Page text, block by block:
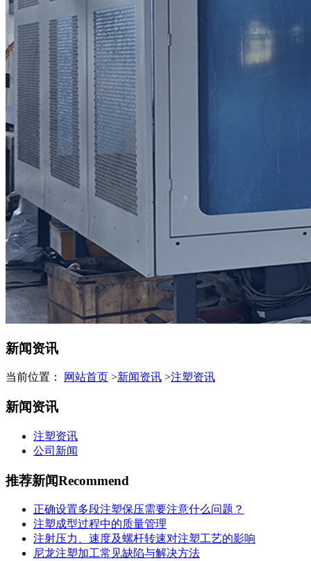
新闻资讯
当前位置： 网站首页 >新闻资讯 >注塑资讯
新闻资讯
注塑资讯
公司新闻
推荐新闻Recommend
正确设置多段注塑保压需要注意什么问题？
注塑成型过程中的质量管理
注射压力、速度及螺杆转速对注塑工艺的影响
尼龙注塑加工常见缺陷与解决方法